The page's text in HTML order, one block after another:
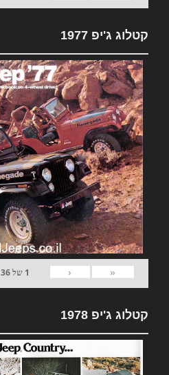
קטלוג ג'יפ 1977
«
‹
1 של36
קטלוג ג'יפ 1978